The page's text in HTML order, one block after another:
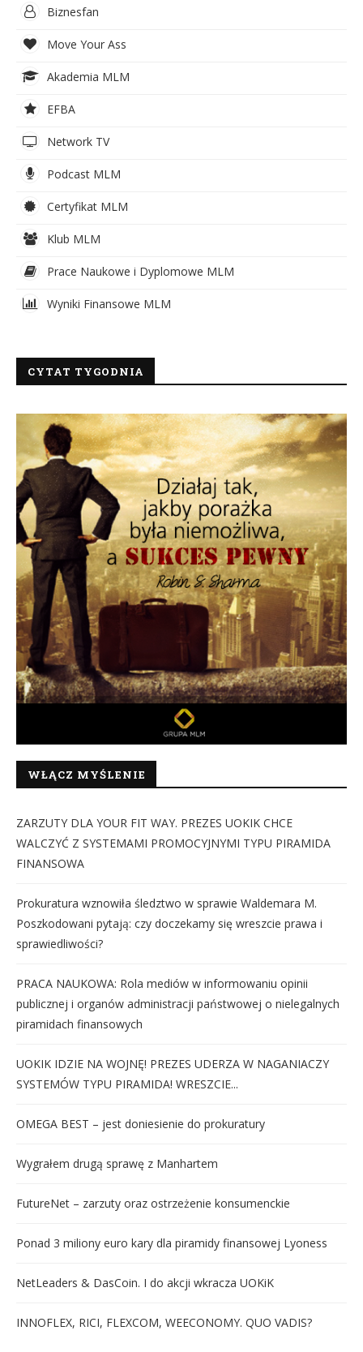
Biznesfan
Move Your Ass
Akademia MLM
EFBA
Network TV
Podcast MLM
Certyfikat MLM
Klub MLM
Prace Naukowe i Dyplomowe MLM
Wyniki Finansowe MLM
CYTAT TYGODNIA
WŁĄCZ MYŚLENIE
ZARZUTY DLA YOUR FIT WAY. PREZES UOKIK CHCE
WALCZYĆ Z SYSTEMAMI PROMOCYJNYMI TYPU PIRAMIDA
FINANSOWA
Prokuratura wznowiła śledztwo w sprawie Waldemara M.
Poszkodowani pytają: czy doczekamy się wreszcie prawa i
sprawiedliwości?
PRACA NAUKOWA: Rola mediów w informowaniu opinii
publicznej i organów administracji państwowej o nielegalnych
piramidach finansowych
UOKIK IDZIE NA WOJNĘ! PREZES UDERZA W NAGANIACZY
SYSTEMÓW TYPU PIRAMIDA! WRESZCIE...
OMEGA BEST – jest doniesienie do prokuratury
Wygrałem drugą sprawę z Manhartem
FutureNet – zarzuty oraz ostrzeżenie konsumenckie
Ponad 3 miliony euro kary dla piramidy finansowej Lyoness
NetLeaders & DasCoin. I do akcji wkracza UOKiK
INNOFLEX, RICI, FLEXCOM, WEECONOMY. QUO VADIS?